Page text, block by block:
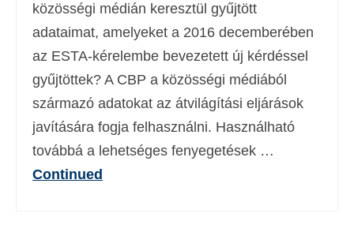
közösségi médián keresztül gyűjtött
adataimat, amelyeket a 2016 decemberében
az ESTA-kérelembe bevezetett új kérdéssel
gyűjtöttek? A CBP a közösségi médiából
származó adatokat az átvilágítási eljárások
javítására fogja felhasználni. Használható
továbbá a lehetséges fenyegetések …
Continued